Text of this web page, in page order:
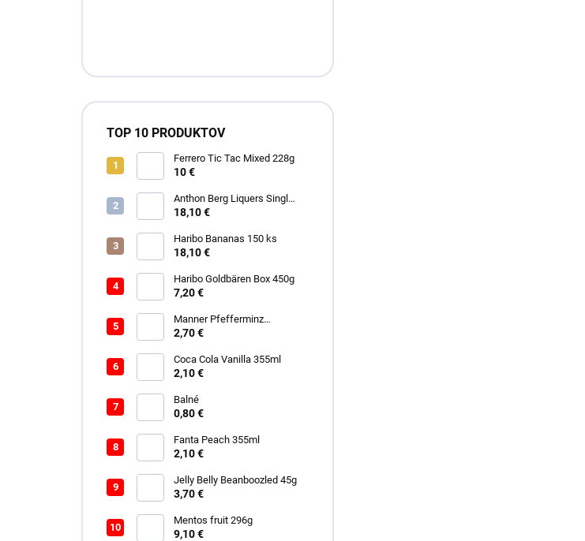
TOP 10 PRODUKTOV
Ferrero Tic Tac Mixed 228g
10 €
Anthon Berg Liquers Singl
Malt 230G
18,10 €
Haribo Bananas 150 ks
18,10 €
Haribo Goldbären Box 450g
7,20 €
Manner Pfefferminz
Schokolade 150g
2,70 €
Coca Cola Vanilla 355ml
2,10 €
Balné
0,80 €
Fanta Peach 355ml
2,10 €
Jelly Belly Beanboozled 45g
3,70 €
Mentos fruit 296g
9,10 €